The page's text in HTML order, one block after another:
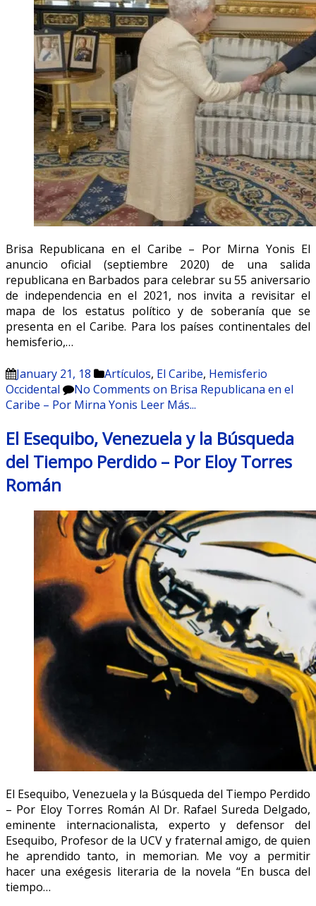
Brisa Republicana en el Caribe – Por Mirna Yonis El
anuncio oficial (septiembre 2020) de una salida
republicana en Barbados para celebrar su 55 aniversario
de independencia en el 2021, nos invita a revisitar el
mapa de los estatus político y de soberanía que se
presenta en el Caribe. Para los países continentales del
hemisferio,…
January 21, 18 Artículos, El Caribe, Hemisferio
Occidental
No Comments on Brisa Republicana en el
Caribe – Por Mirna Yonis Leer Más...
El Esequibo, Venezuela y la Búsqueda
del Tiempo Perdido – Por Eloy Torres
Román
El Esequibo, Venezuela y la Búsqueda del Tiempo Perdido
– Por Eloy Torres Román Al Dr. Rafael Sureda Delgado,
eminente internacionalista, experto y defensor del
Esequibo, Profesor de la UCV y fraternal amigo, de quien
he aprendido tanto, in memorian. Me voy a permitir
hacer una exégesis literaria de la novela “En busca del
tiempo…